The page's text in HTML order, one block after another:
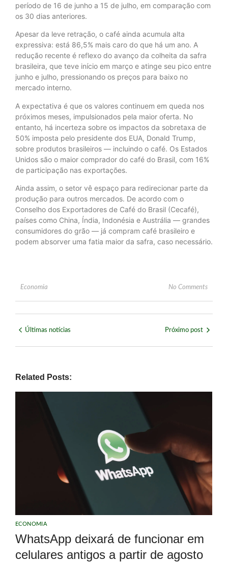
período de 16 de junho a 15 de julho, em comparação com
os 30 dias anteriores.
Apesar da leve retração, o café ainda acumula alta
expressiva: está 86,5% mais caro do que há um ano. A
redução recente é reflexo do avanço da colheita da safra
brasileira, que teve início em março e atinge seu pico entre
junho e julho, pressionando os preços para baixo no
mercado interno.
A expectativa é que os valores continuem em queda nos
próximos meses, impulsionados pela maior oferta. No
entanto, há incerteza sobre os impactos da sobretaxa de
50% imposta pelo presidente dos EUA, Donald Trump,
sobre produtos brasileiros — incluindo o café. Os Estados
Unidos são o maior comprador do café do Brasil, com 16%
de participação nas exportações.
Ainda assim, o setor vê espaço para redirecionar parte da
produção para outros mercados. De acordo com o
Conselho dos Exportadores de Café do Brasil (Cecafé),
países como China, Índia, Indonésia e Austrália — grandes
consumidores do grão — já compram café brasileiro e
podem absorver uma fatia maior da safra, caso necessário.
Economia No Comments
Últimas notícias Próximo post
Related Posts:
ECONOMIA
WhatsApp deixará de funcionar em
celulares antigos a partir de agosto